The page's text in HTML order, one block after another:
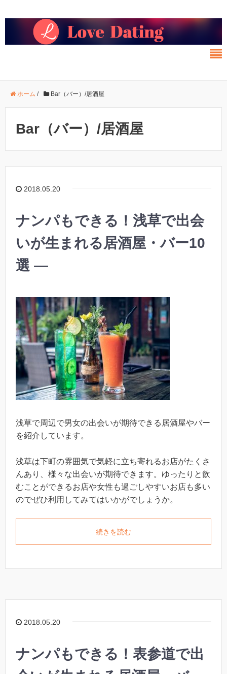
ホーム / Bar（バー）/居酒屋
Bar（バー）/居酒屋
2018.05.20
ナンパもできる！浅草で出会
いが生まれる居酒屋・バー10
選 —
浅草で周辺で男女の出会いが期待できる居酒屋やバー
を紹介しています。
浅草は下町の雰囲気で気軽に立ち寄れるお店がたくさ
んあり、様々な出会いが期待できます。ゆったりと飲
むことができるお店や女性も過ごしやすいお店も多い
のでぜひ利用してみてはいかがでしょうか。
続きを読む
2018.05.20
ナンパもできる！表参道で出